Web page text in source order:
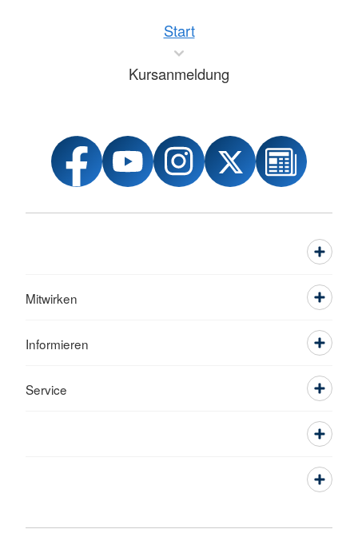
Start
Kursanmeldung
Mitwirken
Informieren
Service